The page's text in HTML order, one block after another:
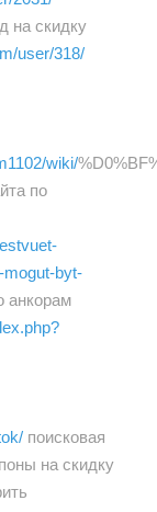
на скидку
user/318/
wiki/
по
byt-
анкорам
поисковая
на скидку